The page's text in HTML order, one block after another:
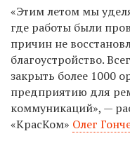
«Этим летом мы
где работы были
причин не
благоустройство.
закрыть более 1000
предприятию для
коммуникаций», —
«КрасКом» Олег